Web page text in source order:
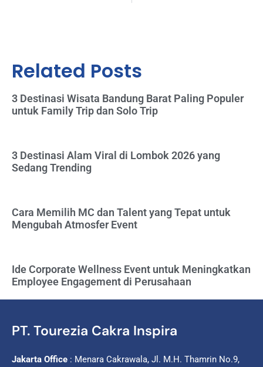
Related Posts
3 Destinasi Wisata Bandung Barat Paling Populer
untuk Family Trip dan Solo Trip
3 Destinasi Alam Viral di Lombok 2026 yang
Sedang Trending
Cara Memilih MC dan Talent yang Tepat untuk
Mengubah Atmosfer Event
Ide Corporate Wellness Event untuk Meningkatkan
Employee Engagement di Perusahaan
PT. Tourezia Cakra Inspira
Jakarta Office : Menara Cakrawala, Jl. M.H. Thamrin No.9,